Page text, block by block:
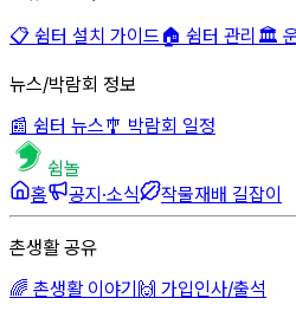
📋 쉼터 설치 가이드🏠 쉼터 관리 🏛 운
뉴스/박람회 정보
📰 쉼터 뉴스🎐 박람회 일정
쉼놀
홈
공지·소식 작물재배 길잡이
촌생활 공유
🌈 촌생활 이야기🙌 가입인사/출석